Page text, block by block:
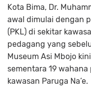
Kota Bima, Dr.
awal dimulai dengan
(PKL) di sekitar
pedagang yang
Museum Asi Mbojo
sementara 19
kawasan Paruga Na’e.